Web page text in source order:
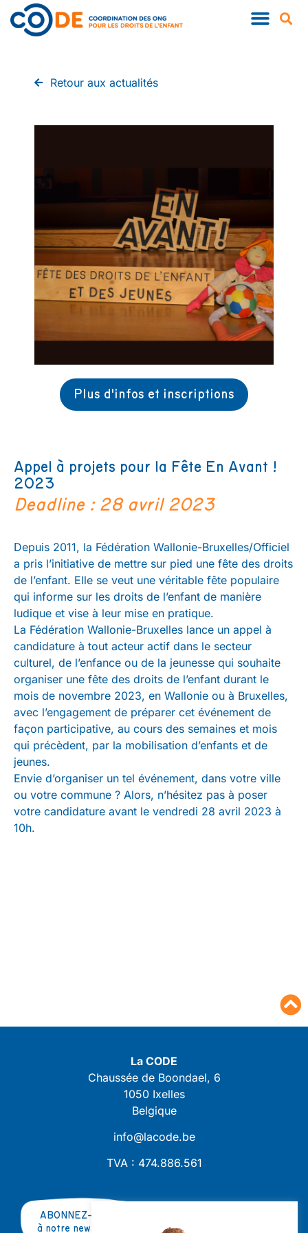
Retour aux actualités
Plus d'infos et inscriptions
Appel à projets pour la Fête En Avant !
2023
Deadline : 28 avril 2023
Depuis 2011, la Fédération Wallonie-Bruxelles/Officiel
a pris l’initiative de mettre sur pied une fête des droits
de l’enfant. Elle se veut une véritable fête populaire
qui informe sur les droits de l’enfant de manière
ludique et vise à leur mise en pratique.
La Fédération Wallonie-Bruxelles lance un appel à
candidature à tout acteur actif dans le secteur
culturel, de l’enfance ou de la jeunesse qui souhaite
organiser une fête des droits de l’enfant durant le
mois de novembre 2023, en Wallonie ou à Bruxelles,
avec l’engagement de préparer cet événement de
façon participative, au cours des semaines et mois
qui précèdent, par la mobilisation d’enfants et de
jeunes.
Envie d’organiser un tel événement, dans votre ville
ou votre commune ? Alors, n’hésitez pas à poser
votre candidature avant le vendredi 28 avril 2023 à
10h.
La CODE
Chaussée de Boondael, 6
1050 Ixelles
Belgique
info@lacode.be
TVA : 474.886.561
ABONNEZ-VOUS
à notre newsletter